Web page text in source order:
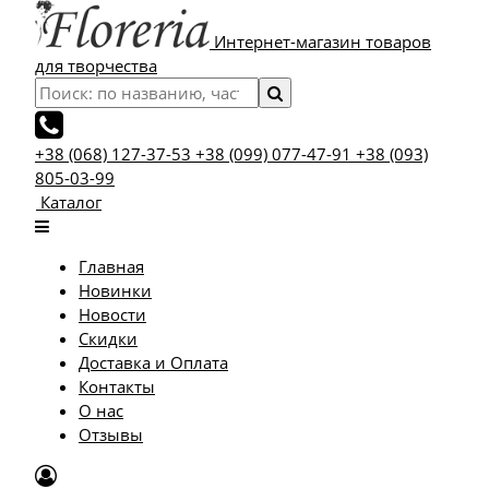
Интернет-магазин товаров
для творчества
+38 (068) 127-37-53 +38 (099) 077-47-91 +38 (093)
805-03-99
Каталог
Главная
Новинки
Новости
Скидки
Доставка и Оплата
Контакты
О нас
Отзывы